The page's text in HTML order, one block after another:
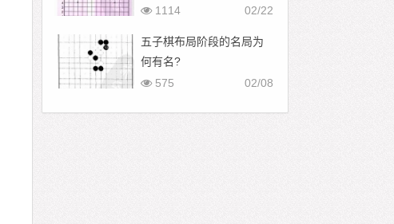
02/22
1114
五子棋布局阶段的名局为
何有名?
02/08
575